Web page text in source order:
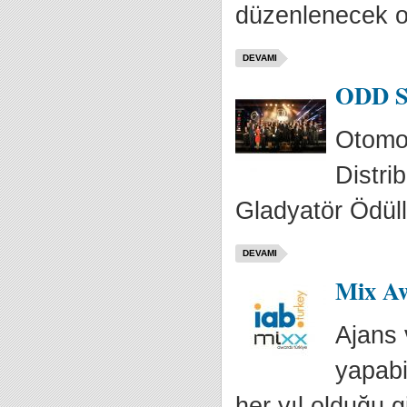
düzenlenecek
DEVAMI
ODD
Gladyatör
DEVAMI
Mix
Ajans